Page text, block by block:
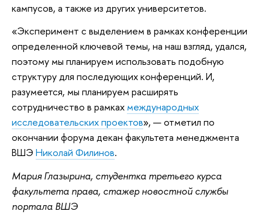
кампусов, а также из других университетов.
«Эксперимент с выделением в рамках конференции
определенной ключевой темы, на наш взгляд, удался,
поэтому мы планируем использовать подобную
структуру для последующих конференций. И,
разумеется, мы планируем расширять
сотрудничество в рамках международных
исследовательских проектов», — отметил по
окончании форума декан факультета менеджмента
ВШЭ Николай Филинов.
Мария Глазырина, студентка третьего курса
факультета права, стажер новостной службы
портала ВШЭ